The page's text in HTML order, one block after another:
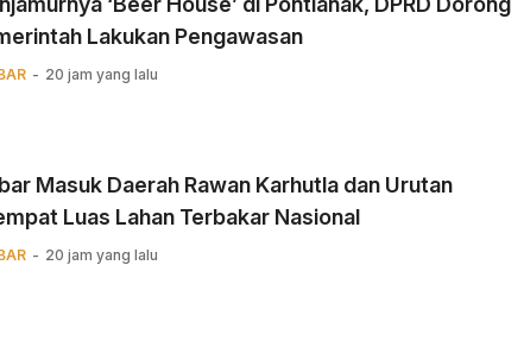
Lakukan Pengawasan
20 jam yang lalu
Masuk Daerah Rawan Karhutla dan Urutan
Luas Lahan Terbakar Nasional
20 jam yang lalu